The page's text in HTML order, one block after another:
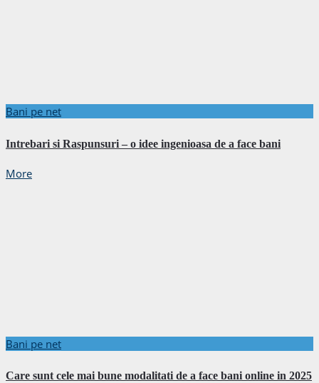
Bani pe net
Intrebari si Raspunsuri – o idee ingenioasa de a face bani
More
Bani pe net
Care sunt cele mai bune modalitati de a face bani online in 2025